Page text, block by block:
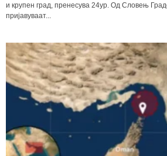
и крупен град, пренесува 24ур. Од Словењ
пријавуваат...